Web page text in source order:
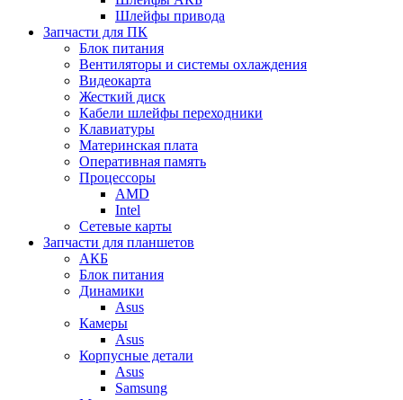
Шлейфы привода
Запчасти для ПК
Блок питания
Вентиляторы и системы охлаждения
Видеокарта
Жесткий диск
Кабели шлейфы переходники
Клавиатуры
Материнская плата
Оперативная память
Процессоры
AMD
Intel
Сетевые карты
Запчасти для планшетов
АКБ
Блок питания
Динамики
Asus
Камеры
Asus
Корпусные детали
Asus
Samsung